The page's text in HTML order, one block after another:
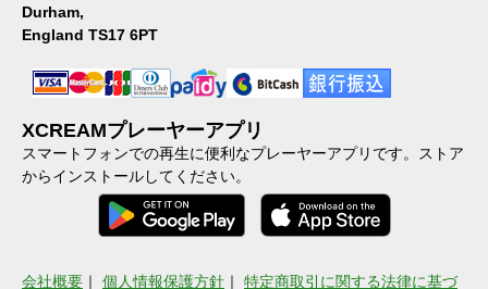
Durham,
England TS17 6PT
XCREAMプレーヤーアプリ
スマートフォンでの再生に便利なプレーヤーアプリです。ストア
からインストールしてください。
会社概要 ｜ 個人情報保護方針 ｜ 特定商取引に関する法律に基づ